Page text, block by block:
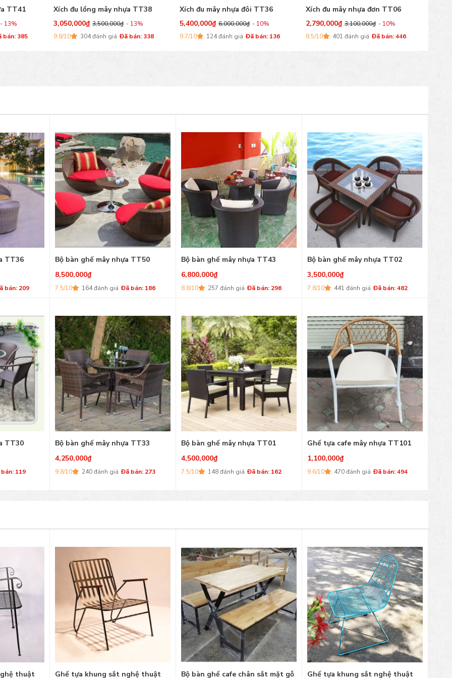
TT38
- 13%
bán: 338
Xích đu mây nhựa đôi TT36
6,000,000₫
5,400,000₫
- 10%
9.7/10
124 đánh giá Đã bán: 136
Xích đu mây nhựa đơn TT06
3,100,000₫
2,790,000₫
- 10%
8.5/10
401 đánh giá Đã bán: 446
Xích đu mây nhựa đơn TT05
3,100,000₫
2,790,000₫
- 10%
9.3/10
160 đánh giá Đã bán: 181
TT36
bán: 209
Bộ bàn ghế mây nhựa TT50
8,500,000₫
7.5/10 164 đánh giá Đã bán: 186
Bộ bàn ghế mây nhựa TT43
6,800,000₫
8.8/10 257 đánh giá Đã bán: 296
Bộ bàn ghế mây nhựa TT02
3,500,000₫
7.8/10 441 đánh giá Đã bán: 482
TT30
119
Bộ bàn ghế mây nhựa TT33
4,250,000₫
9.8/10 240 đánh giá Đã bán: 273
Bộ bàn ghế mây nhựa TT01
4,500,000₫
7.5/10 148 đánh giá Đã bán: 162
Ghế tựa cafe mây nhựa TT101
1,100,000₫
9.6/10 470 đánh giá Đã bán: 494
thuật Ghế tựa khung sắt nghệ thuật Bộ bàn ghế cafe chân sắt mặt gỗ Ghế tựa khung sắt nghệ thuật